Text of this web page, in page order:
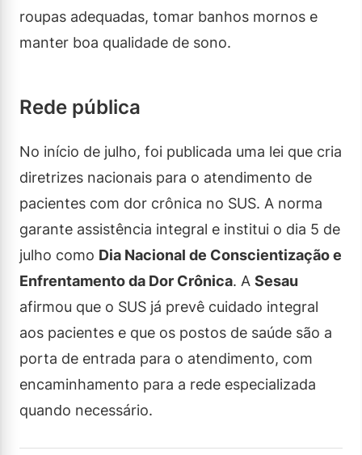
roupas adequadas, tomar banhos mornos e
manter boa qualidade de sono.
Rede pública
No início de julho, foi publicada uma lei que cria
diretrizes nacionais para o atendimento de
pacientes com dor crônica no SUS. A norma
garante assistência integral e institui o dia 5 de
julho como Dia Nacional de Conscientização e
Enfrentamento da Dor Crônica. A Sesau
afirmou que o SUS já prevê cuidado integral
aos pacientes e que os postos de saúde são a
porta de entrada para o atendimento, com
encaminhamento para a rede especializada
quando necessário.